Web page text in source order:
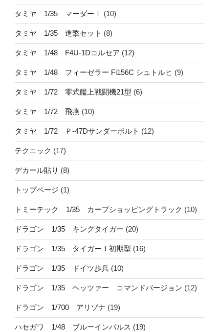
タミヤ 1/35 マーダーⅠ (10)
タミヤ 1/35 進撃セット (8)
タミヤ 1/48 F4U-1Dコルセア (12)
タミヤ 1/48 フィーゼラー Fi156C シュトルヒ (9)
タミヤ 1/72 零式艦上戦闘機21型 (6)
タミヤ 1/72 飛燕 (10)
タミヤ 1/72 Ｐ-47Dサンダーボルト (12)
テクニック (17)
デカール貼り (8)
トップページ (1)
トミーテック 1/35 カープショッピングトラック (10)
ドラゴン 1/35 キングタイガー (20)
ドラゴン 1/35 タイガーⅠ初期型 (16)
ドラゴン 1/35 ドイツ歩兵 (10)
ドラゴン 1/35 ヘッツァー コマンドバージョン (12)
ドラゴン 1/700 アリゾナ (19)
ハセガワ 1/48 ブルーインパルス (19)